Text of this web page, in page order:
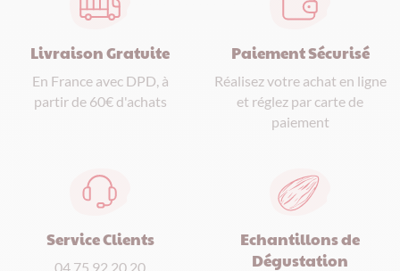
Livraison Gratuite
En France avec DPD, à
partir de 60€ d'achats
Paiement Sécurisé
Réalisez votre achat en ligne
et réglez par carte de
paiement
Service Clients
04 75 92 20 20
Echantillons de
Dégustation